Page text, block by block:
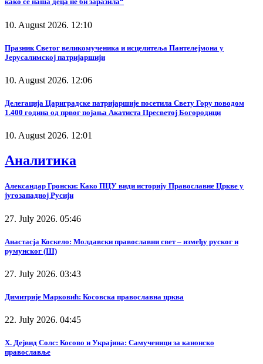
10. August 2026. 12:10
Празник Светог великомученика и исцелитеља Пантелејмона у
Јерусалимској патријаршији
10. August 2026. 12:06
Делегација Цариградске патријаршије посетила Свету Гору поводом
1.400 година од првог појања Акатиста Пресветој Богородици
10. August 2026. 12:01
Аналитика
Александар Гронски: Како ПЦУ види историју Православне Цркве у
југозападној Русији
27. July 2026. 05:46
Анастасја Коскело: Молдавски православни свет – између руског и
румунског (III)
27. July 2026. 03:43
Димитрије Марковић: Косовска православна црква
22. July 2026. 04:45
Х. Дејвид Солс: Косово и Украјина: Самученици за канонско
православље